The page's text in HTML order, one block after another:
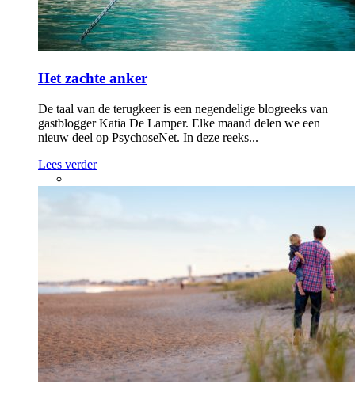
Het zachte anker
De taal van de terugkeer is een negendelige blogreeks van
gastblogger Katia De Lamper. Elke maand delen we een
nieuw deel op PsychoseNet. In deze reeks...
Lees verder